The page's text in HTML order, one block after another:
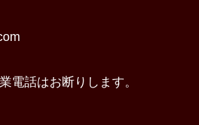
電話はお断りします。